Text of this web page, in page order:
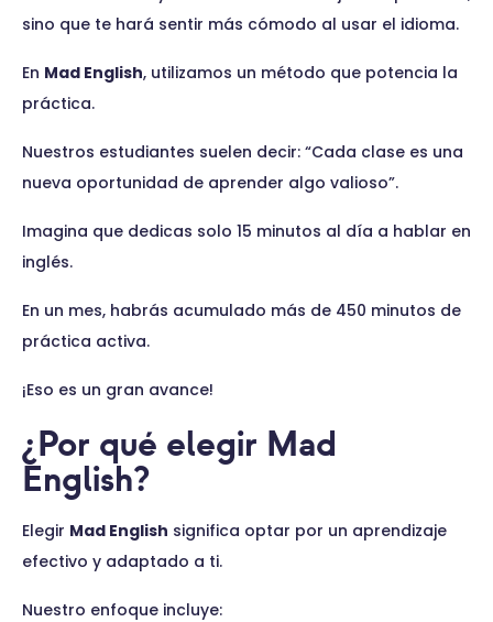
sino que te hará sentir más cómodo al usar el idioma.
En Mad English, utilizamos un método que potencia la
práctica.
Nuestros estudiantes suelen decir: “Cada clase es una
nueva oportunidad de aprender algo valioso”.
Imagina que dedicas solo 15 minutos al día a hablar en
inglés.
En un mes, habrás acumulado más de 450 minutos de
práctica activa.
¡Eso es un gran avance!
¿Por qué elegir Mad
English?
Elegir Mad English significa optar por un aprendizaje
efectivo y adaptado a ti.
Nuestro enfoque incluye: